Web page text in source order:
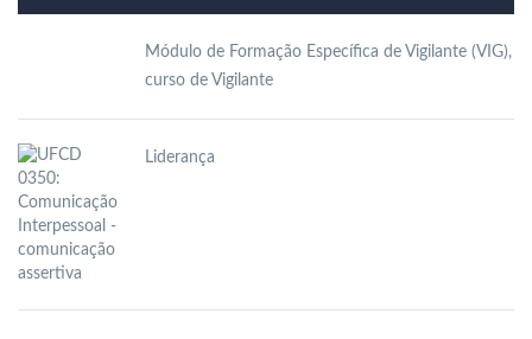
Módulo de Formação Específica de Vigilante (VIG),
curso de Vigilante
Liderança